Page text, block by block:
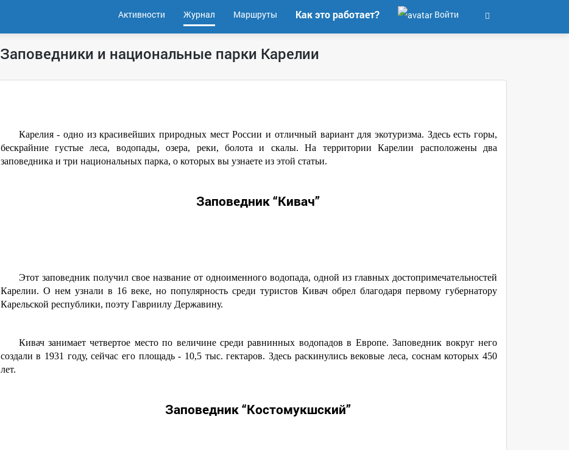
Активности Журнал Маршруты Как это работает? Войти
Заповедники и национальные парки Карелии
Карелия - одно из красивейших природных мест России и отличный вариант для экотуризма. Здесь есть горы,
бескрайние густые леса, водопады, озера, реки, болота и скалы. На территории Карелии расположены два
заповедника и три национальных парка, о которых вы узнаете из этой статьи.
Заповедник “Кивач”
Этот заповедник получил свое название от одноименного водопада, одной из главных достопримечательностей
Карелии. О нем узнали в 16 веке, но популярность среди туристов Кивач обрел благодаря первому губернатору
Карельской республики, поэту Гавриилу Державину.
Кивач занимает четвертое место по величине среди равнинных водопадов в Европе. Заповедник вокруг него
создали в 1931 году, сейчас его площадь - 10,5 тыс. гектаров. Здесь раскинулись вековые леса, соснам которых 450
лет.
Заповедник “Костомукшский”